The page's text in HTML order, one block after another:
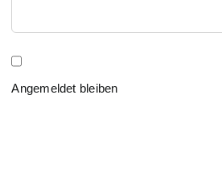
Angemeldet bleiben